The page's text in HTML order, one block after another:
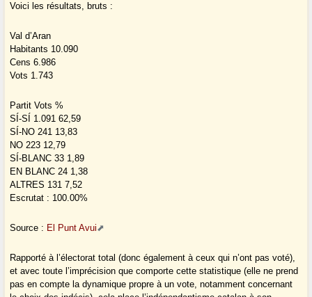
Voici les résultats, bruts :
Val d’Aran
Habitants 10.090
Cens 6.986
Vots 1.743
Partit Vots %
SÍ-SÍ 1.091 62,59
SÍ-NO 241 13,83
NO 223 12,79
SÍ-BLANC 33 1,89
EN BLANC 24 1,38
ALTRES 131 7,52
Escrutat : 100.00%
Source : El Punt Avui
Rapporté à l’électorat total (donc également à ceux qui n’ont pas voté),
et avec toute l’imprécision que comporte cette statistique (elle ne prend
pas en compte la dynamique propre à un vote, notamment concernant